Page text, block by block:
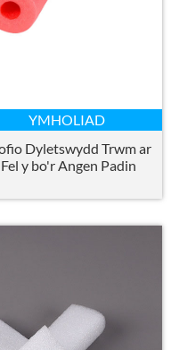
YMHOLIAD
Dyletswydd Trwm ar
y bo'r Angen Padin